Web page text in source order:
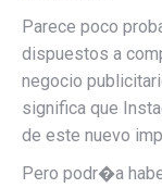
Parece poco
dispuestos a
negocio
significa que
de este nuevo
Pero podr�a